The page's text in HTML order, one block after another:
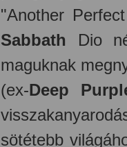
"Another
Sabbath Dio
maguknak
(ex-Deep
sötétebb